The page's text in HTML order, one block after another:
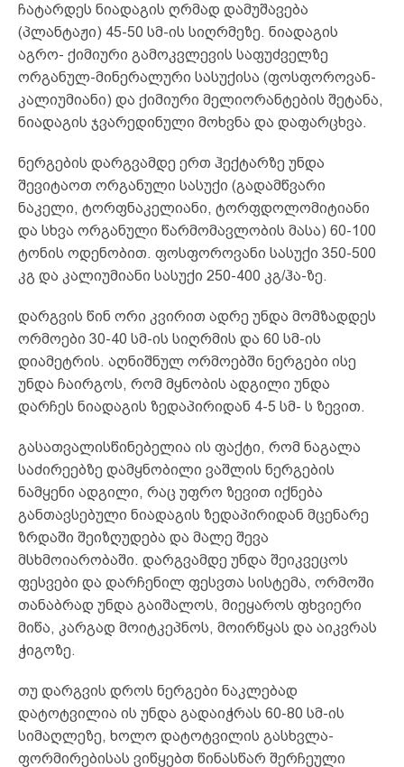
ჩატარდეს ნიადაგის ღრმად დამუშავება
(პლანტაჟი) 45-50 სმ-ის სიღრმეზე. ნიადაგის
აგრო- ქიმიური გამოკვლევის საფუძველზე
ორგანულ-მინერალური სასუქისა (ფოსფოროვან-
კალიუმიანი) და ქიმიური მელიორანტების შეტანა,
ნიადაგის ჯვარედინული მოხვნა და დაფარცხვა.
ნერგების დარგვამდე ერთ ჰექტარზე უნდა
შევიტაოთ ორგანული სასუქი (გადამწვარი
ნაკელი, ტორფნაკელიანი, ტორფდოლომიტიანი
და სხვა ორგანული წარმომავლობის მასა) 60-100
ტონის ოდენობით. ფოსფოროვანი სასუქი 350-500
კგ და კალიუმიანი სასუქი 250-400 კგ/ჰა-ზე.
დარგვის წინ ორი კვირით ადრე უნდა მომზადდეს
ორმოები 30-40 სმ-ის სიღრმის და 60 სმ-ის
დიამეტრის. აღნიშნულ ორმოებში ნერგები ისე
უნდა ჩაირგოს, რომ მყნობის ადგილი უნდა
დარჩეს ნიადაგის ზედაპირიდან 4-5 სმ- ს ზევით.
გასათვალისწინებელია ის ფაქტი, რომ ნაგალა
საძირეებზე დამყნობილი ვაშლის ნერგების
ნამყენი ადგილი, რაც უფრო ზევით იქნება
განთავსებული ნიადაგის ზედაპირიდან მცენარე
ზრდაში შეიზღუდება და მალე შევა
მსხმოიარობაში. დარგვამდე უნდა შეიკვეცოს
ფესვები და დარჩენილ ფესვთა სისტემა, ორმოში
თანაბრად უნდა გაიშალოს, მიეყაროს ფხვიერი
მიწა, კარგად მოიტკეპნოს, მოირწყას და აიკვრას
ჭიგოზე.
თუ დარგვის დროს ნერგები ნაკლებად
დატოტვილია ის უნდა გადაიჭრას 60-80 სმ-ის
სიმაღლეზე, ხოლო დატოტვილის გასხვლა-
ფორმირებისას ვიწყებთ წინასწარ შერჩეული